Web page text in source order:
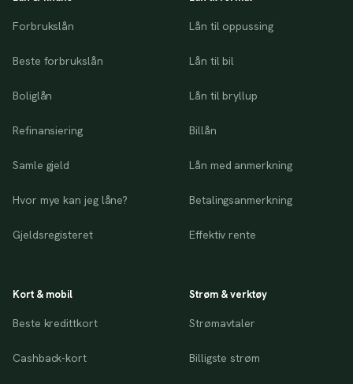
Forbrukslån
Beste forbrukslån
Boliglån
Refinansiering
Samle gjeld
Hvor mye kan jeg låne?
Gjeldsregisteret
Lån til oppussing
Lån til bil
Lån til bryllup
Billån
Lån med anmerkning
Betalingsanmerkning
Effektiv rente
Kort & mobil
Beste kredittkort
Cashback-kort
Strøm & verktøy
Strømavtaler
Billigste strøm